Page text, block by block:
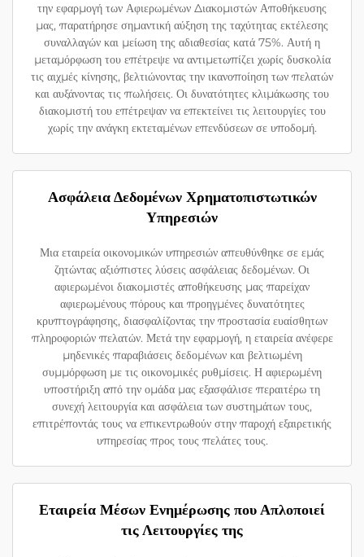
την εφαρμογή των Αφιερωμένων Διακομιστών Αποθήκευσης
μας, παρατήρησε σημαντική αύξηση της ταχύτητας εκτέλεσης
συναλλαγών και μείωση της αδιαθεσίας κατά 75%. Αυτή η
μεταμόρφωση του επέτρεψε να αντιμετωπίζει χωρίς δυσκολία
τις αιχμές κίνησης, βελτιώνοντας την ικανοποίηση των πελατών
και αυξάνοντας τις πωλήσεις. Οι δυνατότητες κλιμάκωσης του
διακομιστή του επέτρεψαν να επεκτείνει τις λειτουργίες του
χωρίς την ανάγκη εκτεταμένων επενδύσεων σε υποδομή.
Ασφάλεια Δεδομένων Χρηματοπιστωτικών
Υπηρεσιών
Μια εταιρεία οικονομικών υπηρεσιών απευθύνθηκε σε εμάς
ζητώντας αξιόπιστες λύσεις ασφάλειας δεδομένων. Οι
αφιερωμένοι διακομιστές αποθήκευσης μας παρείχαν
αφιερωμένους πόρους και προηγμένες δυνατότητες
κρυπτογράφησης, διασφαλίζοντας την προστασία ευαίσθητων
πληροφοριών πελατών. Μετά την εφαρμογή, η εταιρεία ανέφερε
μηδενικές παραβιάσεις δεδομένων και βελτιωμένη
συμμόρφωση με τις οικονομικές ρυθμίσεις. Η αφιερωμένη
υποστήριξη από την ομάδα μας εξασφάλισε περαιτέρω τη
συνεχή λειτουργία και ασφάλεια των συστημάτων τους,
επιτρέποντάς τους να επικεντρωθούν στην παροχή εξαιρετικής
υπηρεσίας προς τους πελάτες τους.
Εταιρεία Μέσων Ενημέρωσης που Απλοποιεί
τις Λειτουργίες της